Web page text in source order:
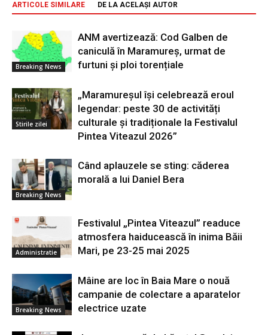
ARTICOLE SIMILARE DE LA ACELAȘI AUTOR
Breaking News
ANM avertizează: Cod Galben de
caniculă în Maramureș, urmat de
furtuni și ploi torențiale
Stirile zilei
„Maramureșul își celebrează eroul
legendar: peste 30 de activități
culturale și tradiționale la Festivalul
Pintea Viteazul 2026”
Breaking News
Când aplauzele se sting: căderea
morală a lui Daniel Bera
Administratie
Festivalul „Pintea Viteazul” readuce
atmosfera haiducească în inima Băii
Mari, pe 23-25 mai 2025
Breaking News
Mâine are loc în Baia Mare o nouă
campanie de colectare a aparatelor
electrice uzate